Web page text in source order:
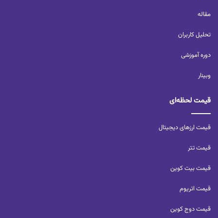
مقاله
تحلیل کاربران‌
دوره آموزشی
وبینار
قیمت لحظه‌ای
قیمت ارزهای دیجیتال
قیمت تتر
قیمت بیت کوین
قیمت اتریوم
قیمت دوج کوین